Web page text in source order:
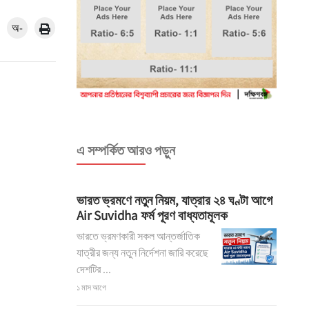
অ-
এ সম্পর্কিত আরও পড়ুন
ভারত ভ্রমণে নতুন নিয়ম, যাত্রার ২৪ ঘণ্টা আগে
Air Suvidha ফর্ম পূরণ বাধ্যতামূলক
ভারতে ভ্রমণকারী সকল আন্তর্জাতিক
যাত্রীর জন্য নতুন নির্দেশনা জারি করেছে
দেশটির ...
১ মাস আগে